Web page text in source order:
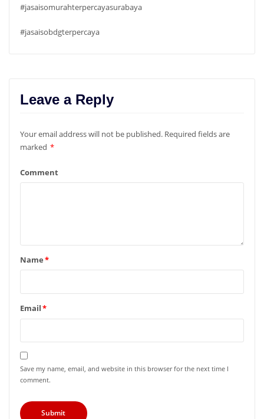
#jasaisomurahterpercayasurabaya
#jasaisobdgterpercaya
Leave a Reply
Your email address will not be published. Required fields are
marked *
Comment
Name*
Email*
Save my name, email, and website in this browser for the next time I
comment.